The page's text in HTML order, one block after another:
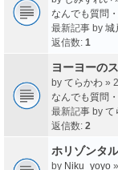
なんでも質問
最新記事 by 城
返信数: 1
ヨーヨーの
by てらかわ »
なんでも質問
最新記事 by て
返信数: 2
ホリゾンタ
by Niku_yoyo